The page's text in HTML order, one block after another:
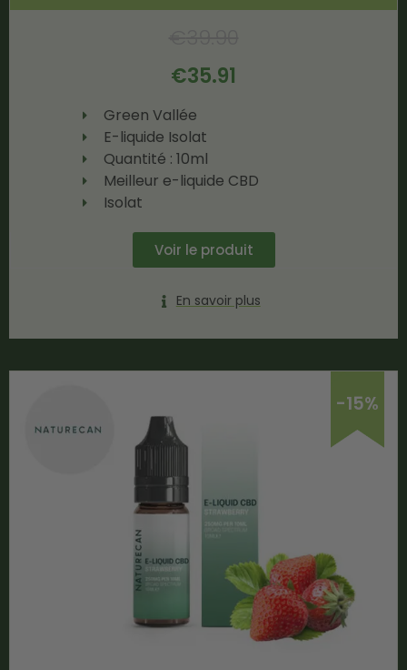
€35.91
Green Vallée
E-liquide Isolat
Quantité : 10ml
Meilleur e-liquide CBD
Isolat
Voir le produit
En savoir plus
-15%